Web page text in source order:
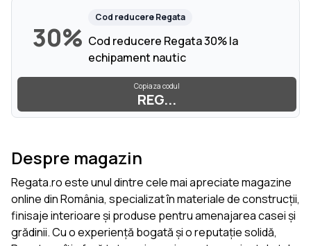
30%
Cod reducereRegata
Cod reducere Regata 30% la
echipament nautic
Copiaza codul
REG...
Despre magazin
Regata.ro este unul dintre cele mai apreciate magazine
online din România, specializat în materiale de construcții,
finisaje interioare și produse pentru amenajarea casei și
grădinii. Cu o experiență bogată și o reputație solidă,